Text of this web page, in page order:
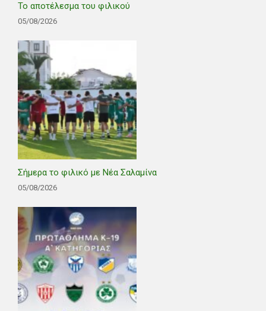
Το αποτέλεσμα του φιλικού
05/08/2026
Σήμερα το φιλικό με Νέα Σαλαμίνα
05/08/2026